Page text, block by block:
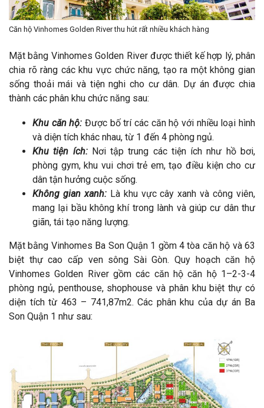
Căn hộ Vinhomes Golden River thu hút rất nhiều khách hàng
Mặt bằng Vinhomes Golden River được thiết kế hợp lý, phân
chia rõ ràng các khu vực chức năng, tạo ra một không gian
sống thoải mái và tiện nghi cho cư dân. Dự án được chia
thành các phân khu chức năng sau:
Khu căn hộ: Được bố trí các căn hộ với nhiều loại hình
và diện tích khác nhau, từ 1 đến 4 phòng ngủ.
Khu tiện ích:Nơi tập trung các tiện ích như hồ bơi,
phòng gym, khu vui chơi trẻ em, tạo điều kiện cho cư
dân tận hưởng cuộc sống.
Không gian xanh:Là khu vực cây xanh và công viên,
mang lại bầu không khí trong lành và giúp cư dân thư
giãn, tái tạo năng lượng.
Mặt bằng Vinhomes Ba Son Quận 1 gồm 4 tòa căn hộ và 63
biệt thự cao cấp ven sông Sài Gòn. Quy hoạch căn hộ
Vinhomes Golden River gồm các căn hộ căn hộ 1–2-3-4
phòng ngủ, penthouse, shophouse và phân khu biệt thự có
diện tích từ 463 – 741,87m2. Các phân khu của dự án Ba
Son Quận 1 như sau: